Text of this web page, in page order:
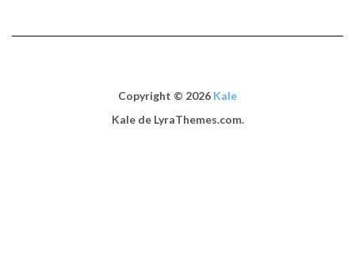
Copyright © 2026 Kale
Kalede LyraThemes.com.